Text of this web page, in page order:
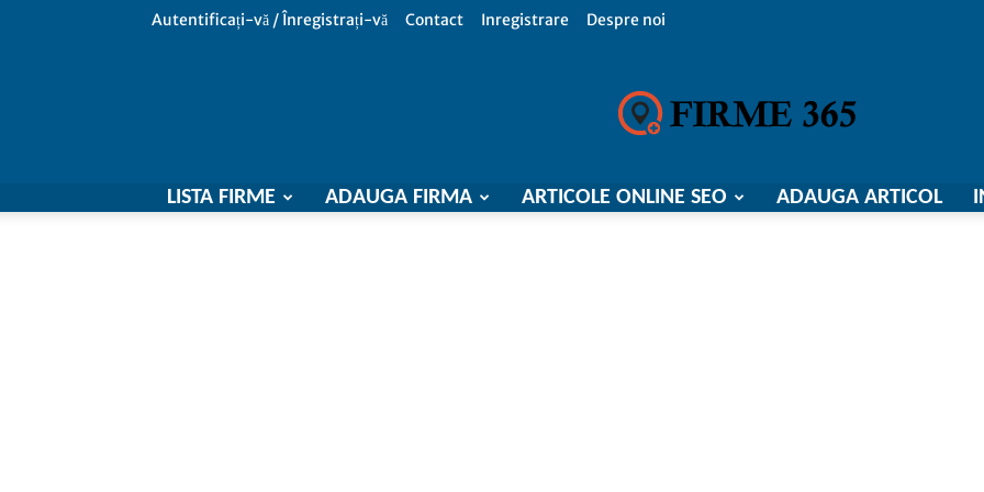
Autentificați-vă / Înregistrați-vă Contact Inregistrare Despre noi
Firme
LISTA FIRME ADAUGA FIRMA ARTICOLE ONLINE SEO ADAUGA ARTICOL